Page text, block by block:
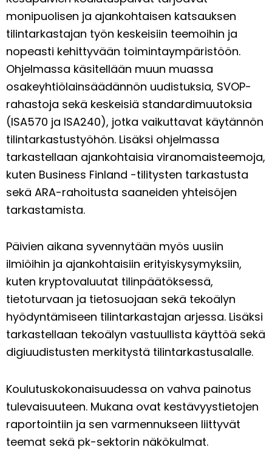
monipuolisen ja ajankohtaisen katsauksen
tilintarkastajan työn keskeisiin teemoihin ja
nopeasti kehittyvään toimintaympäristöön.
Ohjelmassa käsitellään muun muassa
osakeyhtiölainsäädännön uudistuksia, SVOP-
rahastoja sekä keskeisiä standardimuutoksia
(ISA570 ja ISA240), jotka vaikuttavat käytännön
tilintarkastustyöhön. Lisäksi ohjelmassa
tarkastellaan ajankohtaisia viranomaisteemoja,
kuten Business Finland -tilitysten tarkastusta
sekä ARA-rahoitusta saaneiden yhteisöjen
tarkastamista.
Päivien aikana syvennytään myös uusiin
ilmiöihin ja ajankohtaisiin erityiskysymyksiin,
kuten kryptovaluutat tilinpäätöksessä,
tietoturvaan ja tietosuojaan sekä tekoälyn
hyödyntämiseen tilintarkastajan arjessa. Lisäksi
tarkastellaan tekoälyn vastuullista käyttöä sekä
digiuudistusten merkitystä tilintarkastusalalle.
Koulutuskokonaisuudessa on vahva painotus
tulevaisuuteen. Mukana ovat kestävyystietojen
raportointiin ja sen varmennukseen liittyvät
teemat sekä pk-sektorin näkökulmat.